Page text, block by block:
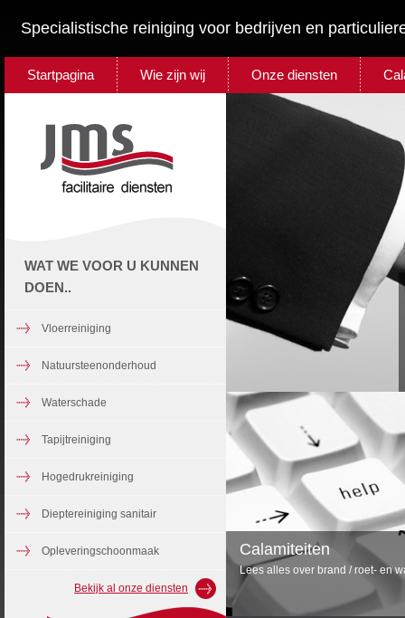
Specialistische reiniging voor bedrijven en
Startpagina Wie zijn wij Onze diensten
WAT WE VOOR U KUNNEN
DOEN..
Vloerreiniging
Natuursteenonderhoud
Waterschade
Tapijtreiniging
Hogedrukreiniging
Dieptereiniging sanitair
Opleveringschoonmaak
Bekijk al onze diensten
Calamiteiten
Lees alles over brand / roet- en